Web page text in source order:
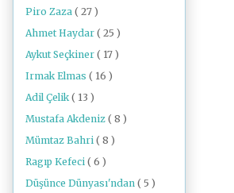
Piro Zaza ( 27 )
Ahmet Haydar ( 25 )
Aykut Seçkiner ( 17 )
Irmak Elmas ( 16 )
Adil Çelik ( 13 )
Mustafa Akdeniz ( 8 )
Mümtaz Bahri ( 8 )
Ragıp Kefeci ( 6 )
Düşünce Dünyası'ndan ( 5 )